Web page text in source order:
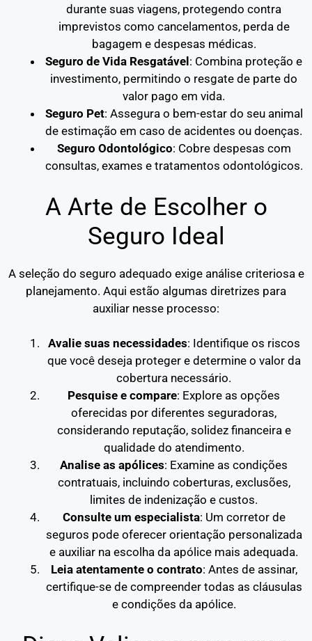
durante suas viagens, protegendo contra
imprevistos como cancelamentos, perda de
bagagem e despesas médicas.
Seguro de Vida Resgatável : Combina proteção e
investimento, permitindo o resgate de parte do
valor pago em vida.
Seguro Pet: Assegura o bem-estar do seu animal
de estimação em caso de acidentes ou doenças.
Seguro Odontológico: Cobre despesas com
consultas, exames e tratamentos odontológicos.
A Arte de Escolher o
Seguro Ideal
A seleção do seguro adequado exige análise criteriosa e
planejamento. Aqui estão algumas diretrizes para
auxiliar nesse processo:
Avalie suas necessidades: Identifique os riscos
que você deseja proteger e determine o valor da
cobertura necessário.
Pesquise e compare: Explore as opções
oferecidas por diferentes seguradoras,
considerando reputação, solidez financeira e
qualidade do atendimento.
Analise as apólices: Examine as condições
contratuais, incluindo coberturas, exclusões,
limites de indenização e custos.
Consulte um especialista: Um corretor de
seguros pode oferecer orientação personalizada
e auxiliar na escolha da apólice mais adequada.
Leia atentamente o contrato: Antes de assinar,
certifique-se de compreender todas as cláusulas
e condições da apólice.